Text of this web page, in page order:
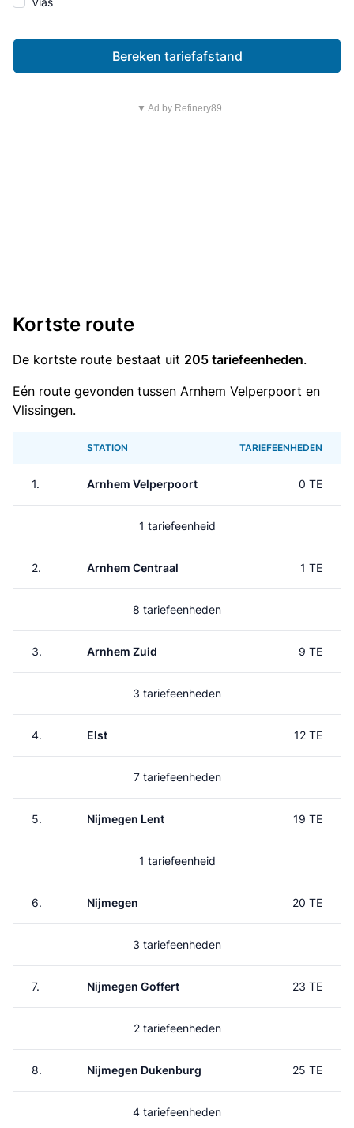
Bereken tariefafstand
▼ Ad by Refinery89
Kortste route
De kortste route bestaat uit 205 tariefeenheden.
Eén route gevonden tussen Arnhem Velperpoort en
Vlissingen.
STATION TARIEFEENHEDEN
1. Arnhem Velperpoort 0 TE
1 tariefeenheid
2. Arnhem Centraal 1 TE
8 tariefeenheden
3. Arnhem Zuid 9 TE
3 tariefeenheden
4. Elst 12 TE
7 tariefeenheden
5. Nijmegen Lent 19 TE
1 tariefeenheid
6. Nijmegen 20 TE
3 tariefeenheden
7. Nijmegen Goffert 23 TE
2 tariefeenheden
8. Nijmegen Dukenburg 25 TE
4 tariefeenheden